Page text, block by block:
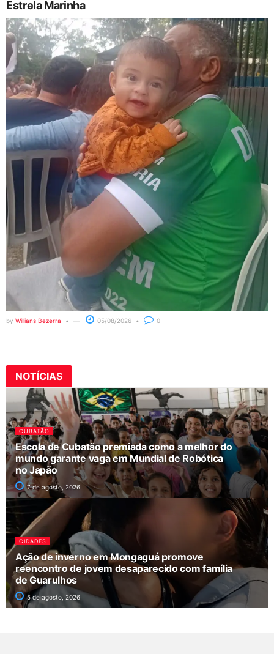
Estrela Marinha
by Willians Bezerra 05/08/2026 0
NOTÍCIAS
CUBATÃO
Escola de Cubatão premiada como a melhor do
mundo garante vaga em Mundial de Robótica
no Japão
7 de agosto, 2026
CIDADES
Ação de inverno em Mongaguá promove
reencontro de jovem desaparecido com família
de Guarulhos
5 de agosto, 2026